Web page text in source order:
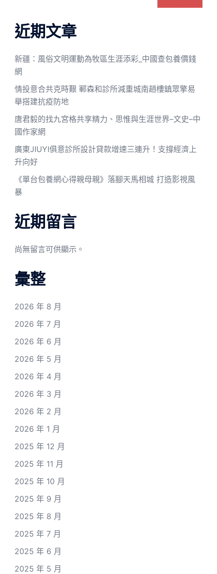
近期文章
新疆：風俗文明運動為牧區生涯添彩_中國查包養價錢
網
情投意合共克時艱 鄆森和診所減重城南趙樓鎮眾擎易
舉搭建抗疫防地
唐君毅的找九宮格共享精力、思惟與生涯世界–文史–中
國作家網
廣東JIUYI俱意診所設計貸款增速三連升！支撐經濟上
升向好
《單台包養網心得親母親》落腳天馬相城 打造影視風
暴
近期留言
尚無留言可供顯示。
彙整
2026 年 8 月
2026 年 7 月
2026 年 6 月
2026 年 5 月
2026 年 4 月
2026 年 3 月
2026 年 2 月
2026 年 1 月
2025 年 12 月
2025 年 11 月
2025 年 10 月
2025 年 9 月
2025 年 8 月
2025 年 7 月
2025 年 6 月
2025 年 5 月